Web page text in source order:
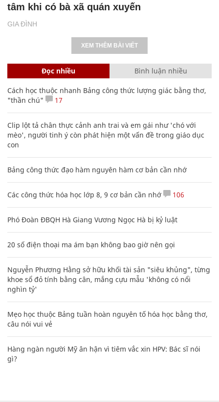
GIA ĐÌNH
tâm khi có bà xã quán xuyến
XEM THÊM BÀI VIẾT
Đọc nhiều Bình luận nhiều
Cách học thuộc nhanh Bảng công thức lượng giác bằng thơ,
"thần chú"
17
Clip lột tả chân thực cảnh anh trai và em gái như 'chó với
mèo', người tinh ý còn phát hiện một vấn đề trong giáo dục
con
Bảng công thức đạo hàm nguyên hàm cơ bản cần nhớ
Các công thức hóa học lớp 8, 9 cơ bản cần nhớ 106
Phó Đoàn ĐBQH Hà Giang Vương Ngọc Hà bị kỷ luật
20 số điện thoại ma ám bạn không bao giờ nên gọi
Nguyễn Phương Hằng sở hữu khối tài sản "siêu khủng", từng
khoe sổ đỏ tính bằng cân, mắng cựu mẫu 'không có nổi
nghìn tỷ'
Mẹo học thuộc Bảng tuần hoàn nguyên tố hóa học bằng thơ,
câu nói vui vẻ
Hàng ngàn người Mỹ ân hận vì tiêm vắc xin HPV: Bác sĩ nói
gì?